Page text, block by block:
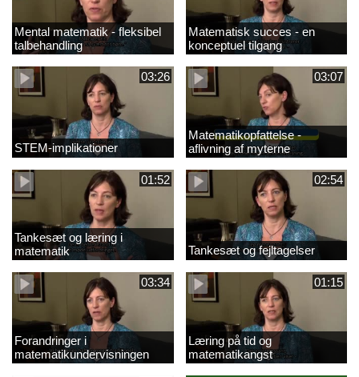
Mental matematik - fleksibel
talbehandling
Matematisk succes - en
konceptuel tilgang
03:26
STEM-implikationer
03:07
Matematikopfattelse -
aflivning af myterne
01:52
Tankesæt og læring i
matematik
02:54
Tankesæt og fejltagelser
03:34
Forandringer i
matematikundervisningen
01:15
Læring på tid og
matematikangst